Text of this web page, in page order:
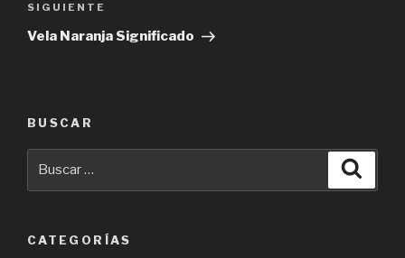
Siguiente
entrada
SIGUIENTE
Vela Naranja Significado
BUSCAR
CATEGORÍAS